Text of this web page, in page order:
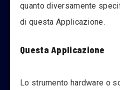
quanto diversamente
di questa Applicazione.
Questa Applicazione
Lo strumento hardware o